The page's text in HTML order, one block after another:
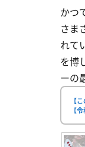
かつ
さま
れて
を博
ーの
【
【